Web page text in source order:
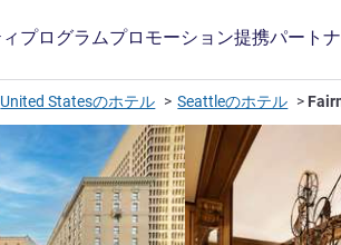
プログラムプロモーション提携パート
United Statesのホテル Seattleのホテル